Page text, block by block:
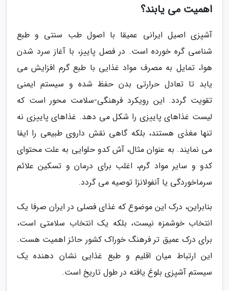
اهمیت می یابند؟
آشپزی اصیل ایرانی عمیقا با اصول طب سنتی و طبع
شناسی گره خورده است. در فصل پاییز، با آغاز سرد شدن
هوا، تمایل به مصرف مواد غذایی با طبع گرم افزایش می
یابد تا تعادل حرارتی بدن حفظ شده و سیستم ایمنی
تقویت گردد. این رویکرد فرهنگی-سلامت محور است که
لیست غذاهای پاییزی را شکل می دهد. غذاهای پاییزی نه
تنها مغذی هستند، بلکه گاهی نقش داروی طبیعی را ایفا
می نمایند. به عنوان مثال، آش کدو حلوایی به علت محتوای
کدو و سایر مواد گرم، اغلب برای درمان و تسکین علائم
سرماخوردگی یا آنفولانزا توصیه می گردد.
بنابراین، درک این موضوع که غذای فصلی در ایران صرفا یک
انتخاب خوشمزه نیست، بلکه یک انتخاب سلامتی است،
برای درک عمیق تر فرهنگ خوراک کشور حائز اهمیت هست.
این ارتباط میان اقلیم و طبع غذایی نشان دهنده یک
سیستم آشپزی بلوغ یافته در طول تاریخ است.